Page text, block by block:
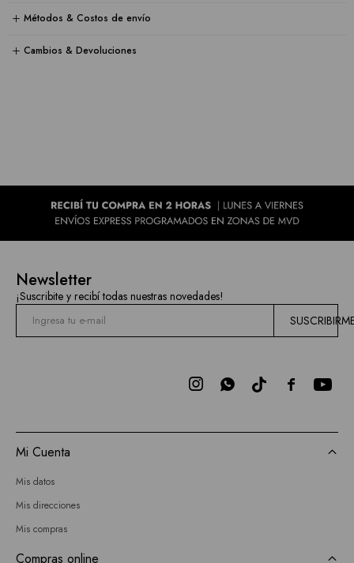
Métodos & Costos de envío
Cambios & Devoluciones
Newsletter
¡Suscribite y recibí todas nuestras novedades!

 
Mi Cuenta
Mis datos
Mis direcciones
Mis compras
Compras online